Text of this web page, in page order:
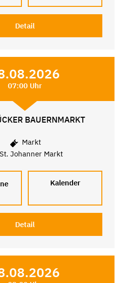
Detail
07:00 Uhr
BAUERNMARKT
Markt
St. Johanner Markt
Kalender
Detail